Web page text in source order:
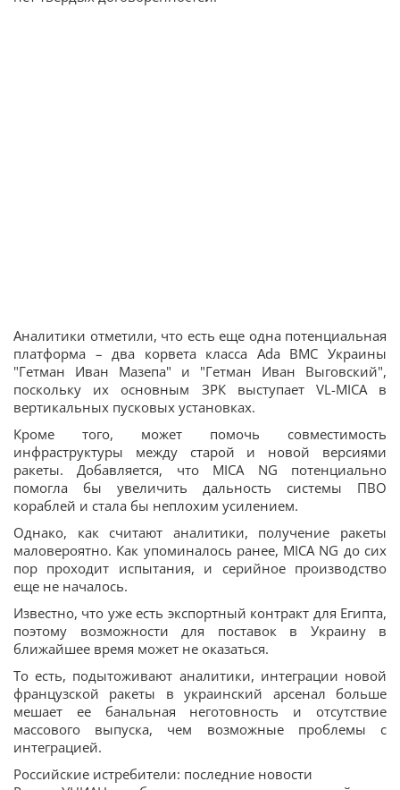
Аналитики отметили, что есть еще одна потенциальная
платформа – два корвета класса Ada ВМС Украины
"Гетман Иван Мазепа" и "Гетман Иван Выговский",
поскольку их основным ЗРК выступает VL-MICA в
вертикальных пусковых установках.
Кроме того, может помочь совместимость
инфраструктуры между старой и новой версиями
ракеты. Добавляется, что MICA NG потенциально
помогла бы увеличить дальность системы ПВО
кораблей и стала бы неплохим усилением.
Однако, как считают аналитики, получение ракеты
маловероятно. Как упоминалось ранее, MICA NG до сих
пор проходит испытания, и серийное производство
еще не началось.
Известно, что уже есть экспортный контракт для Египта,
поэтому возможности для поставок в Украину в
ближайшее время может не оказаться.
То есть, подытоживают аналитики, интеграции новой
французской ракеты в украинский арсенал больше
мешает ее банальная неготовность и отсутствие
массового выпуска, чем возможные проблемы с
интеграцией.
Российские истребители: последние новости